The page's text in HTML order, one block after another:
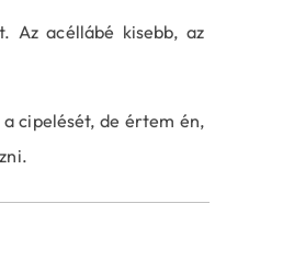
Az acéllábé kisebb, az
cipelését, de értem én,